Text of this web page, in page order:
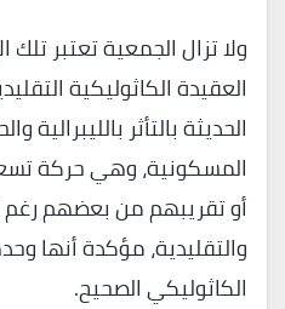
ولا تزال الجمعية تعتبر تلك
العقيدة الكاثوليكية
الحديثة بالتأثر بالليبرالية
المسكونية، وهي حركة
أو تقريبهم من بعضهم رغم
والتقليدية، مؤكدة أنها
الكاثوليكي الصحيح.